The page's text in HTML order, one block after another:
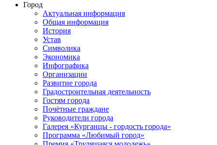
Город
Актуальная информация
Общая информация
История
Устав
Символика
Экономика
Инфографика
Организации
Развитие города
Градостроительная деятельность
Гостям города
Почётные граждане
Руководители города
Галерея «Курганцы - гордость города»
Программа «Любимый город»